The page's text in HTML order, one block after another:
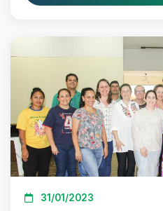
31/01/2023